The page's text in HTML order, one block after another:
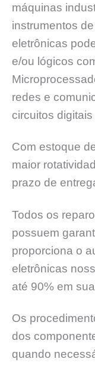
máquinas
instrumentos
eletrônicas
e/ou lógicos
redes e
circuitos
Com estoque
maior
prazo de
Todos os
possuem
proporciona o
eletrônicas
até 90% em
Os
dos
quando